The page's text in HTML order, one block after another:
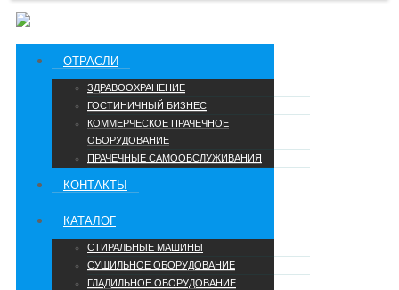
ОТРАСЛИ
ЗДРАВООХРАНЕНИЕ
ГОСТИНИЧНЫЙ БИЗНЕС
КОММЕРЧЕСКОЕ ПРАЧЕЧНОЕ
ОБОРУДОВАНИЕ
ПРАЧЕЧНЫЕ САМООБСЛУЖИВАНИЯ
КОНТАКТЫ
КАТАЛОГ
СТИРАЛЬНЫЕ МАШИНЫ
СУШИЛЬНОЕ ОБОРУДОВАНИЕ
ГЛАДИЛЬНОЕ ОБОРУДОВАНИЕ